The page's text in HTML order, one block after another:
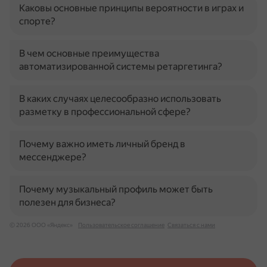
Каковы основные принципы вероятности в играх и
спорте?
В чем основные преимущества
автоматизированной системы ретаргетинга?
В каких случаях целесообразно использовать
разметку в профессиональной сфере?
Почему важно иметь личный бренд в
мессенджере?
Почему музыкальный профиль может быть
полезен для бизнеса?
© 2026 ООО «Яндекс» Пользовательское соглашение Связаться с нами